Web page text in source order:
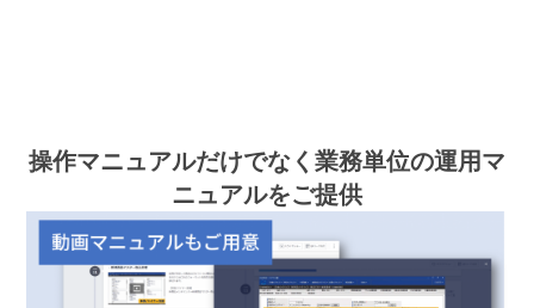
操作マニュアルだけでなく業務単位の運用マ
ニュアルをご提供